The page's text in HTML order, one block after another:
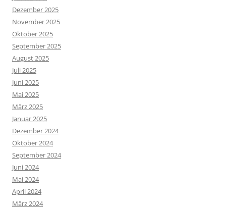
Dezember 2025
November 2025
Oktober 2025
September 2025
August 2025
Juli 2025
Juni 2025
Mai 2025
März 2025
Januar 2025
Dezember 2024
Oktober 2024
September 2024
Juni 2024
Mai 2024
April 2024
März 2024